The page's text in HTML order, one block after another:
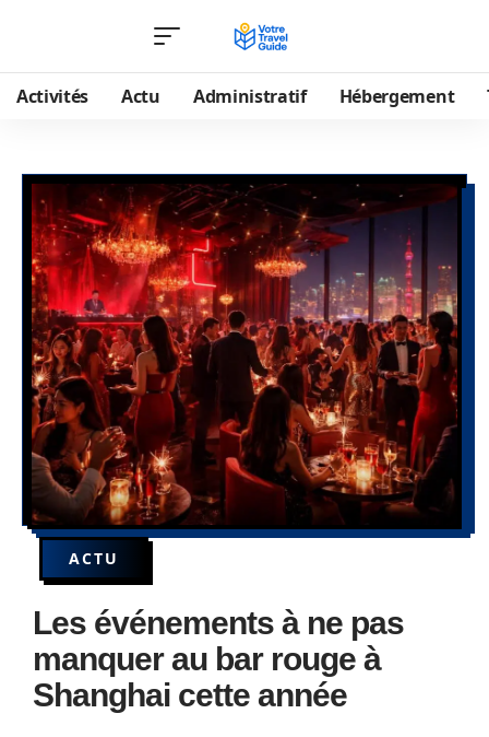
Activités Actu Administratif Hébergement
ACTU
Les événements à ne pas
manquer au bar rouge à
Shanghai cette année